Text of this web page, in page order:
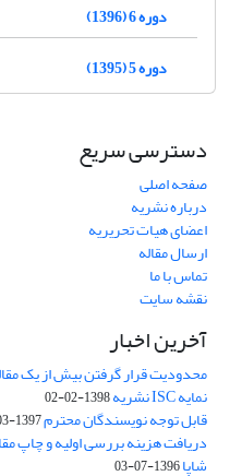
دوره 6 (1396)
دوره 5 (1395)
دسترسی سریع
صفحه اصلی
درباره نشریه
اعضای هیات تحریریه
ارسال مقاله
تماس با ما
نقشه سایت
آخرین اخبار
محدودیت قرار گرفتن بیش از یک
نمایه ISC نشریه 1398-02-02
قابل توجه نویسندگان محترم1397-03-19
دریافت هزینه بررسی اولیه و چاپ
شاپا1396-07-03